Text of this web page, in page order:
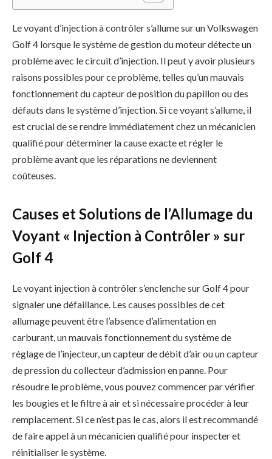
Le voyant d’injection à contrôler s’allume sur un Volkswagen
Golf 4 lorsque le système de gestion du moteur détecte un
problème avec le circuit d’injection. Il peut y avoir plusieurs
raisons possibles pour ce problème, telles qu’un mauvais
fonctionnement du capteur de position du papillon ou des
défauts dans le système d’injection. Si ce voyant s’allume, il
est crucial de se rendre immédiatement chez un mécanicien
qualifié pour déterminer la cause exacte et régler le
problème avant que les réparations ne deviennent
coûteuses.
Causes et Solutions de l’Allumage du
Voyant « Injection à Contrôler » sur
Golf 4
Le voyant injection à contrôler s’enclenche sur Golf 4 pour
signaler une défaillance. Les causes possibles de cet
allumage peuvent être l’absence d’alimentation en
carburant, un mauvais fonctionnement du système de
réglage de l’injecteur, un capteur de débit d’air ou un capteur
de pression du collecteur d’admission en panne. Pour
résoudre le problème, vous pouvez commencer par vérifier
les bougies et le filtre à air et si nécessaire procéder à leur
remplacement. Si ce n’est pas le cas, alors il est recommandé
de faire appel à un mécanicien qualifié pour inspecter et
réinitialiser le système.